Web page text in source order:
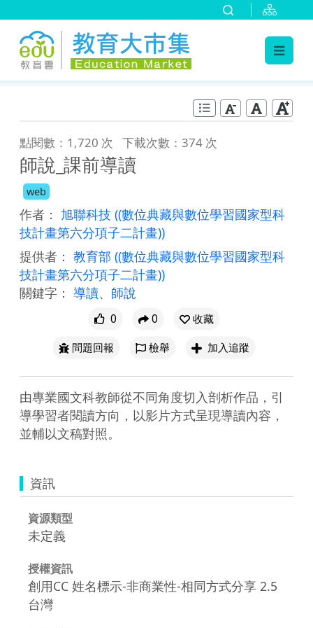
點閱數：1,720 次 下載次數：374 次
師說_課前導讀
web
作者： 旭聯科技 ((數位典藏與數位學習國家型科
技計畫第六分項子二計畫))
提供者： 教育部 ((數位典藏與數位學習國家型科
技計畫第六分項子二計畫))
關鍵字： 導讀、 師說
0 0
收藏
問題回報
檢舉 加入追蹤
由專業國文科教師從不同角度切入剖析作品，引
導學習者閱讀方向，以影片方式呈現導讀內容，
並輔以文稿對照。
資訊
資源類型
未定義
授權資訊
創用CC 姓名標示-非商業性-相同方式分享 2.5
台灣